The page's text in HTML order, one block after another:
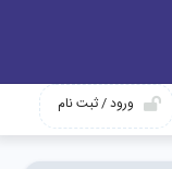
ورود / ثبت نام